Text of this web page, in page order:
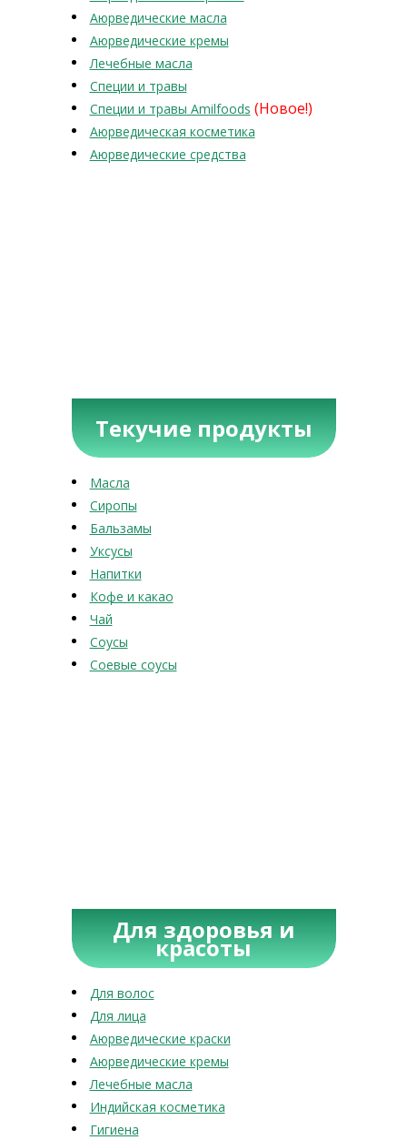
Аюрведические масла
Аюрведические кремы
Лечебные масла
Специи и травы
Специи и травы Amilfoods (Новое!)
Аюрведическая косметика
Аюрведические средства
Текучие продукты
Масла
Сиропы
Бальзамы
Уксусы
Напитки
Кофе и какао
Чай
Соусы
Соевые соусы
Для здоровья и
красоты
Для волос
Для лица
Аюрведические краски
Аюрведические кремы
Лечебные масла
Индийская косметика
Гигиена